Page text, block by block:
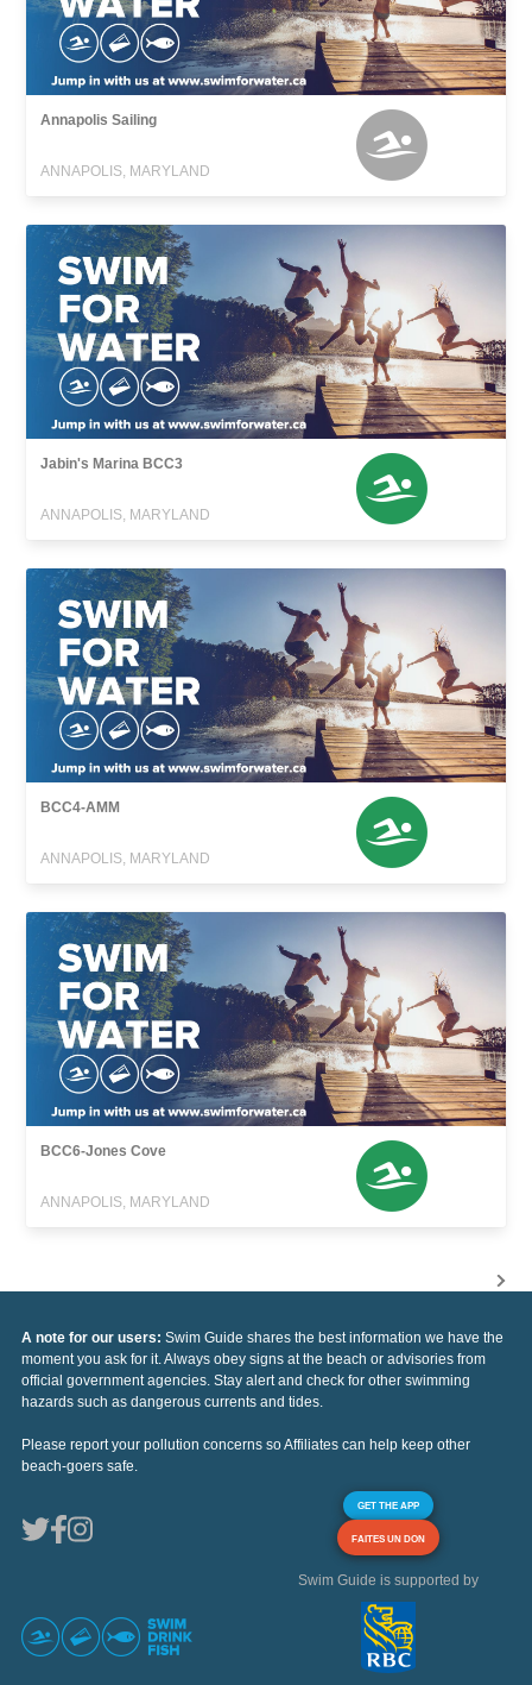
Annapolis Sailing
ANNAPOLIS, MARYLAND
Jabin's Marina BCC3
ANNAPOLIS, MARYLAND
BCC4-AMM
ANNAPOLIS, MARYLAND
BCC6-Jones Cove
ANNAPOLIS, MARYLAND
A note for our users: Swim Guide shares the best information we have the
moment you ask for it. Always obey signs at the beach or advisories from
official government agencies. Stay alert and check for other swimming
hazards such as dangerous currents and tides.
Please report your pollution concerns so Affiliates can help keep other
beach-goers safe.
GET THE APP
FAITES UN DON
Swim Guide is supported by